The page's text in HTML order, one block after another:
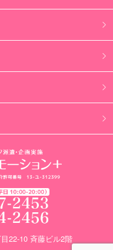
22-10 斉藤ビル2階